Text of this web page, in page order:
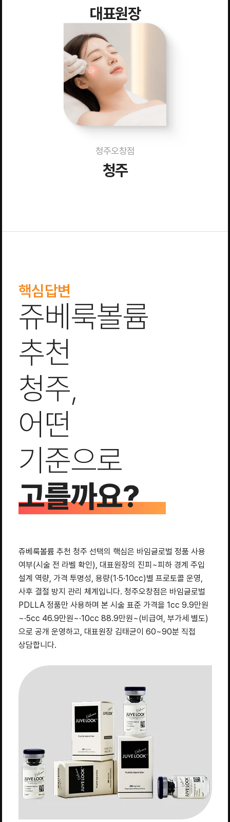
대표원장
청주오창점
청주
핵심답변
쥬베룩볼륨
추천
청주,
어떤
기준으로
고를까요?
쥬베룩볼륨 추천 청주 선택의 핵심은 바임글로벌 정품 사용
여부(시술 전 라벨 확인), 대표원장의 진피~피하 경계 주입
설계 역량, 가격 투명성, 용량(1·5·10cc)별 프로토콜 운영,
사후 결절 방지 관리 체계입니다. 청주오창점은 바임글로벌
PDLLA 정품만 사용하며 본 시술 표준 가격을 1cc 9.9만원
~·5cc 46.9만원~·10cc 88.9만원~(비급여, 부가세 별도)
으로 공개 운영하고, 대표원장 김태균이 60~90분 직접
상담합니다.